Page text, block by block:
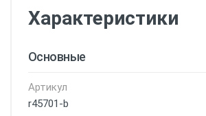
Характеристики
Основные
Артикул
r45701-b